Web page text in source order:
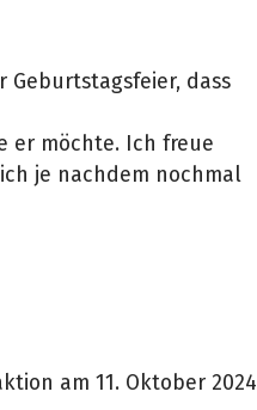
Geburtstagsfeier, dass
er möchte. Ich freue
je nachdem nochmal
am 11. Oktober 2024